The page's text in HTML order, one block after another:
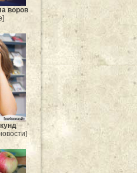
воров